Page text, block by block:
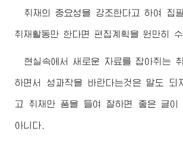
취재의 중요성을 강조한다고 하여 집
취재활동만 한다면 편집계획을 원만히 수
현실속에서 새로운 자료를 잡아쥐는
하면서 성과작을 바란다는것은 말도 되
고 취재만 품을 들여 잘하면 좋은 글이
아니다.